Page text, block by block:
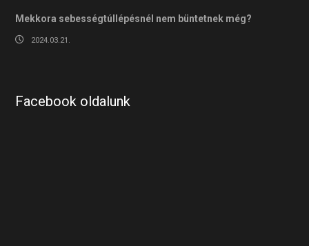
Mekkora sebességtúllépésnél nem büntetnek még?
2024.03.21.
Facebook oldalunk